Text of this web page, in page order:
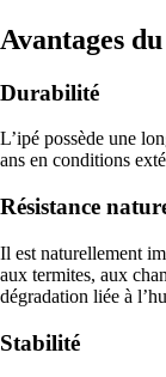
Avantages
Durabilité
L’ipé possède une
ans en conditions
Résistance
Il est naturellement
aux termites, aux
dégradation liée à
Stabilité